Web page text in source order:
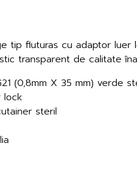
tip fluturas cu adaptor luer
transparent de calitate
(0,8mm X 35 mm) verde
lock
steril